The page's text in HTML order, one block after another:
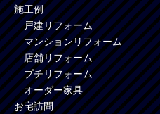
施工例
戸建リフォーム
マンションリフォーム
店舗リフォーム
プチリフォーム
オーダー家具
お宅訪問